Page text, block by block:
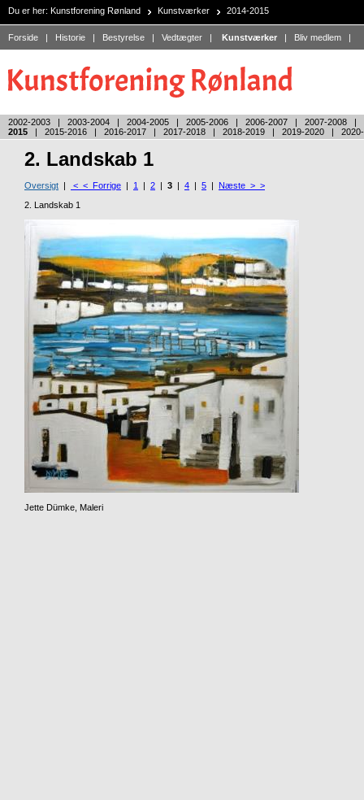
Du er her: Kunstforening Rønland Kunstværker 2014-2015
Forside | Historie | Bestyrelse | Vedtægter | Kunstværker | Bliv medlem |
2002-2003 | 2003-2004 | 2004-2005 | 2005-2006 | 2006-2007 | 2007-2008 |
2015 | 2015-2016 | 2016-2017 | 2017-2018 | 2018-2019 | 2019-2020 |
2. Landskab 1
Oversigt | < < Forrige | 1 | 2 | 3 | 4 | 5 | Næste > >
2. Landskab 1
Jette Dümke, Maleri